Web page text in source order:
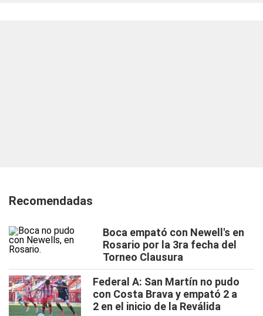
Recomendadas
Boca empató con Newell's en
Rosario por la 3ra fecha del
Torneo Clausura
Federal A: San Martín no pudo
con Costa Brava y empató 2 a
2 en el inicio de la Reválida